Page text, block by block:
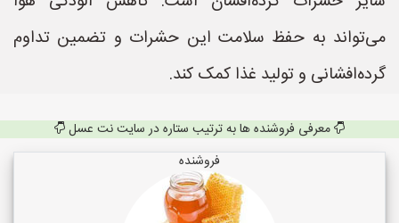
می‌تواند به حفظ سلامت این حشرات و تضمین تداوم
گرده‌افشانی و تولید غذا کمک کند.
معرفی فروشنده ها به ترتیب ستاره در سایت نت عسل
فروشنده